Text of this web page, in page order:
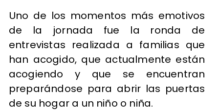
Uno de los momentos más emotivos
de la jornada fue la ronda de
entrevistas realizada a familias que
han acogido, que actualmente están
acogiendo y que se encuentran
preparándose para abrir las puertas
de su hogar a un niño o niña.